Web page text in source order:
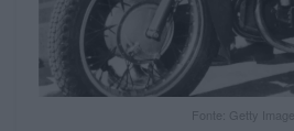
Fonte: Getty Images